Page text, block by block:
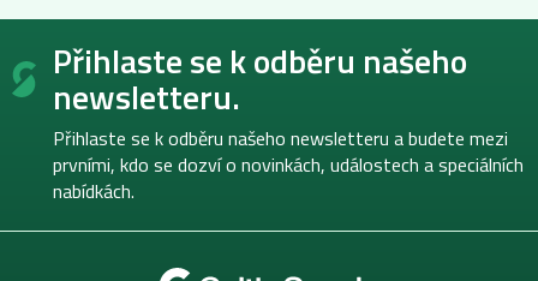
Z
Přihlaste se k odběru našeho
newsletteru.
Přihlaste se k odběru našeho newsletteru a budete mezi
prvními, kdo se dozví o novinkách, událostech a speciálních
nabídkách.